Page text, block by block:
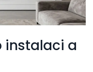
instalaci a